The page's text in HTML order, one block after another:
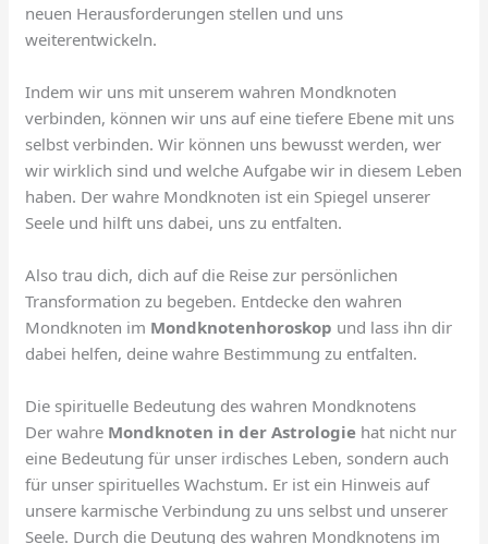
neuen Herausforderungen stellen und uns
weiterentwickeln.
Indem wir uns mit unserem wahren Mondknoten
verbinden, können wir uns auf eine tiefere Ebene mit uns
selbst verbinden. Wir können uns bewusst werden, wer
wir wirklich sind und welche Aufgabe wir in diesem Leben
haben. Der wahre Mondknoten ist ein Spiegel unserer
Seele und hilft uns dabei, uns zu entfalten.
Also trau dich, dich auf die Reise zur persönlichen
Transformation zu begeben. Entdecke den wahren
Mondknoten im Mondknotenhoroskop und lass ihn dir
dabei helfen, deine wahre Bestimmung zu entfalten.
Die spirituelle Bedeutung des wahren Mondknotens
Der wahre Mondknoten in der Astrologie hat nicht nur
eine Bedeutung für unser irdisches Leben, sondern auch
für unser spirituelles Wachstum. Er ist ein Hinweis auf
unsere karmische Verbindung zu uns selbst und unserer
Seele. Durch die Deutung des wahren Mondknotens im